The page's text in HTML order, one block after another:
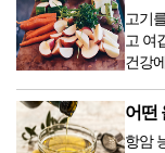
고기
고 여
건강
어떤
항암